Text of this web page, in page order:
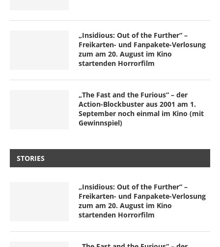
„Insidious: Out of the Further“ –
Freikarten- und Fanpakete-Verlosung
zum am 20. August im Kino
startenden Horrorfilm
„The Fast and the Furious“ – der
Action-Blockbuster aus 2001 am 1.
September noch einmal im Kino (mit
Gewinnspiel)
STORIES
„Insidious: Out of the Further“ –
Freikarten- und Fanpakete-Verlosung
zum am 20. August im Kino
startenden Horrorfilm